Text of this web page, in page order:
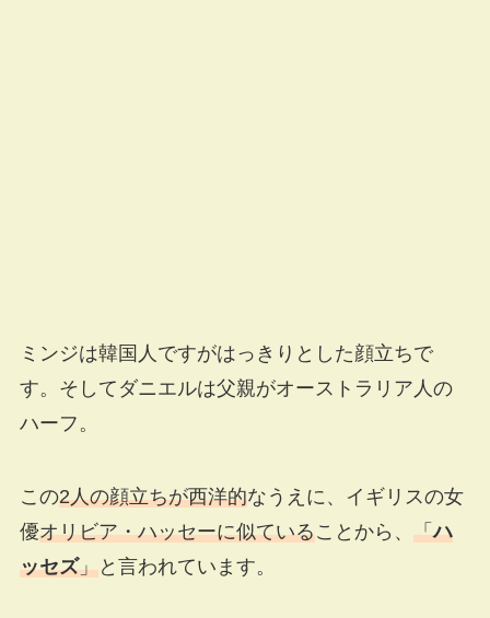
ミンジは韓国人ですがはっきりとした顔立ちで
す。そしてダニエルは父親がオーストラリア人の
ハーフ。
この2人の顔立ちが西洋的なうえに、イギリスの女
優オリビア・ハッセーに似ていることから、 「ハ
ッセズ」と言われています。